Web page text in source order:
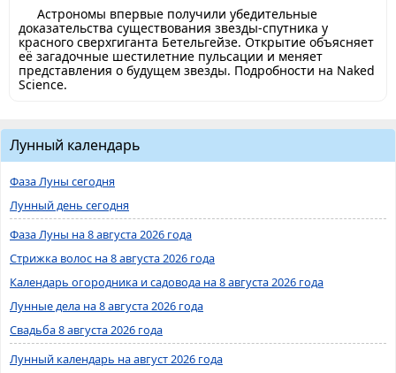
Астрономы впервые получили убедительные
доказательства существования звезды-спутника у
красного сверхгиганта Бетельгейзе. Открытие объясняет
её загадочные шестилетние пульсации и меняет
представления о будущем звезды. Подробности на Naked
Science.
Лунный календарь
Фаза Луны сегодня
Лунный день сегодня
Фаза Луны на 8 августа 2026 года
Стрижка волос на 8 августа 2026 года
Календарь огородника и садовода на 8 августа 2026 года
Лунные дела на 8 августа 2026 года
Свадьба 8 августа 2026 года
Лунный календарь на август 2026 года